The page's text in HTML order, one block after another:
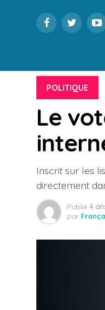
POLITIQUE
Le
Inscrit sur les
directement
Publié 4
par